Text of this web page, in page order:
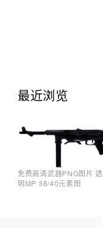
最近浏览
免费高清武器PNG图片 透
明MP 38/40元素图